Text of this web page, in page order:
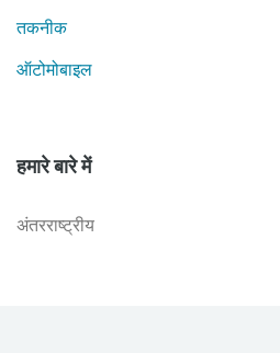
तकनीक
ऑटोमोबाइल
हमारे बारे में
अंतरराष्ट्रीय